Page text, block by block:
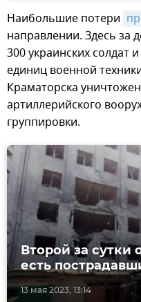
Наибольшие потери
направлении. Здесь за
300 украинских солдат
единиц военной
Краматорска
артиллерийского
группировки.
13 мая 2023, 13:14
Второй за сутки
есть